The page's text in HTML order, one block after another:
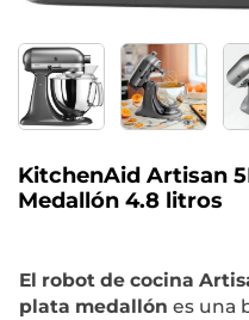
KitchenAid Artisan
Medallón 4.8 litros
El robot de cocina
plata medallón es una